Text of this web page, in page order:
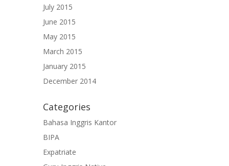
July 2015
June 2015
May 2015
March 2015
January 2015
December 2014
Categories
Bahasa Inggris Kantor
BIPA
Expatriate